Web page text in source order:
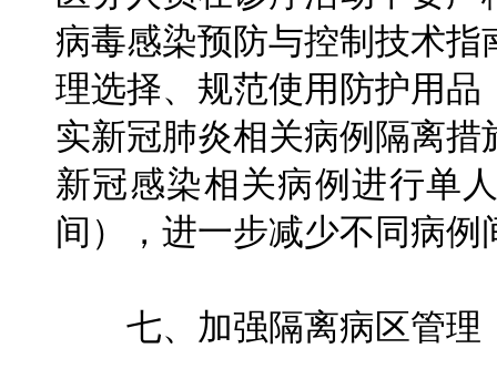
病毒感染预防与控制技术
理选择、规范使用防护用
实新冠肺炎相关病例隔离
新冠感染相关病例进行单
间），进一步减少不同病
七、加强隔离病区管理